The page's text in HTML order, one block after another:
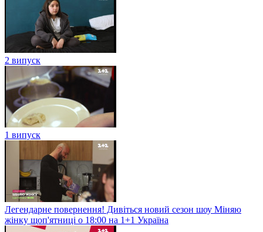
2 випуск
1 випуск
Легендарне повернення! Дивіться новий сезон шоу Міняю
жінку щоп'ятниці о 18:00 на 1+1 Україна